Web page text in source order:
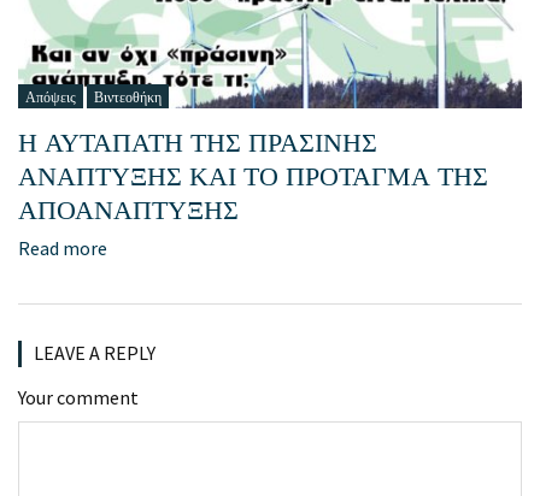
Απόψεις Βιντεοθήκη
Η ΑΥΤΑΠΑΤΗ ΤΗΣ ΠΡΑΣΙΝΗΣ
ΑΝΑΠΤΥΞΗΣ ΚΑΙ ΤΟ ΠΡΟΤΑΓΜΑ ΤΗΣ
ΑΠΟΑΝΑΠΤΥΞΗΣ
Read more
LEAVE A REPLY
Your comment